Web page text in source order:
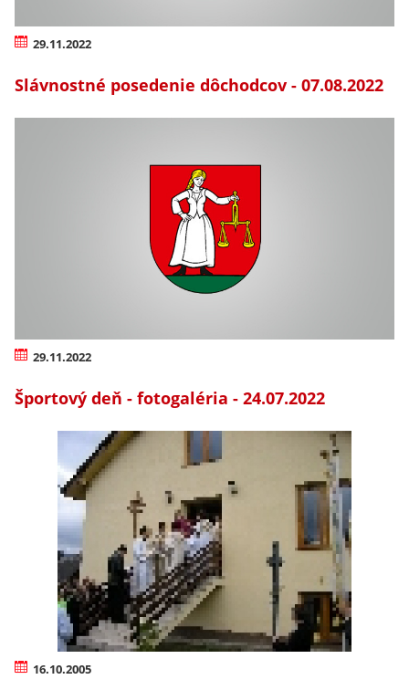
29.11.2022
Slávnostné posedenie dôchodcov - 07.08.2022
29.11.2022
Športový deň - fotogaléria - 24.07.2022
16.10.2005